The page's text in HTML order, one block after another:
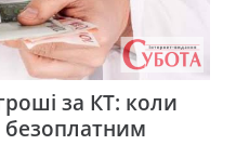
за КТ: коли
безоплатним